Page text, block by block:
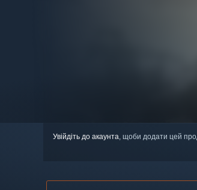
Увійдіть до акаунта, щоби додати цей